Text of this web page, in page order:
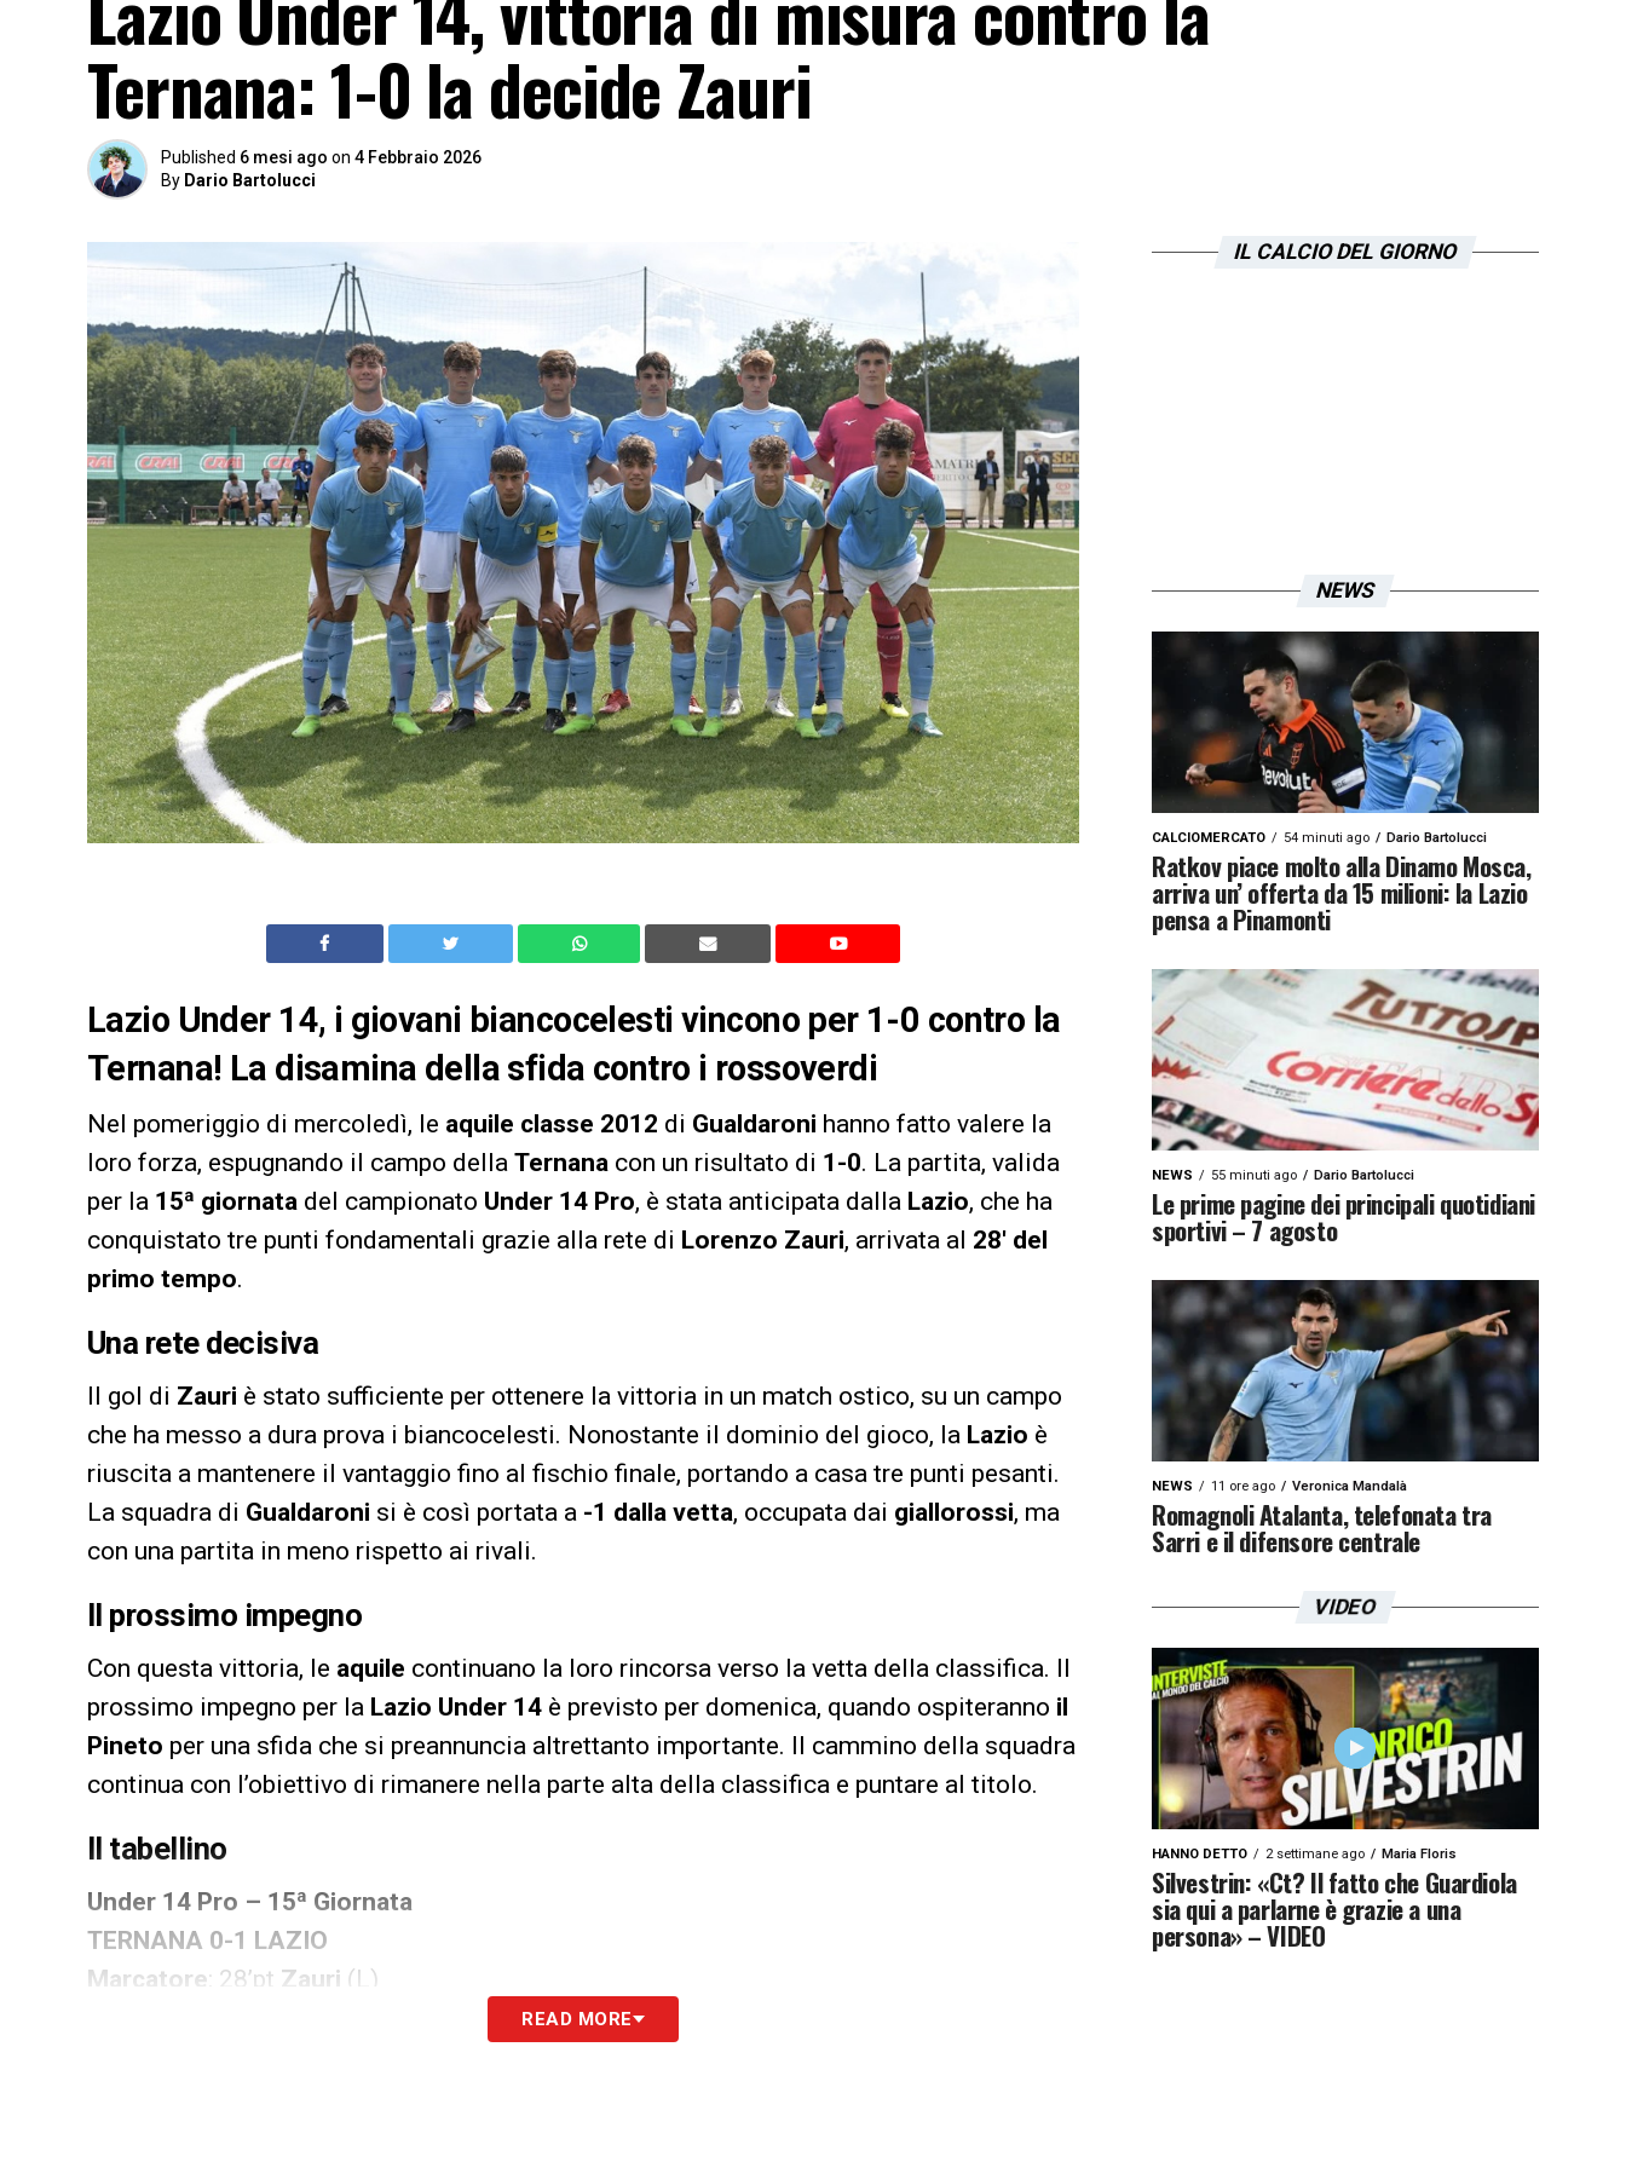
Ternana: 1-0 la decide Zauri
Published 6 mesi ago on 4 Febbraio 2026
By Dario Bartolucci
Lazio Under 14, i giovani biancocelesti vincono per 1-0 contro la
Ternana! La disamina della sfida contro i rossoverdi
Nel pomeriggio di mercoledì, le aquile classe 2012 di Gualdaroni hanno fatto valere la
loro forza, espugnando il campo della Ternana con un risultato di 1-0. La partita, valida
per la 15ª giornata del campionato Under 14 Pro, è stata anticipata dalla Lazio, che ha
conquistato tre punti fondamentali grazie alla rete di Lorenzo Zauri, arrivata al 28′ del
primo tempo.
Una rete decisiva
Il gol di Zauri è stato sufficiente per ottenere la vittoria in un match ostico, su un campo
che ha messo a dura prova i biancocelesti. Nonostante il dominio del gioco, la Lazio è
riuscita a mantenere il vantaggio fino al fischio finale, portando a casa tre punti pesanti.
La squadra di Gualdaroni si è così portata a -1 dalla vetta, occupata dai giallorossi, ma
con una partita in meno rispetto ai rivali.
Il prossimo impegno
Con questa vittoria, le aquile continuano la loro rincorsa verso la vetta della classifica. Il
prossimo impegno per la Lazio Under 14 è previsto per domenica, quando ospiteranno il
Pineto per una sfida che si preannuncia altrettanto importante. Il cammino della squadra
continua con l’obiettivo di rimanere nella parte alta della classifica e puntare al titolo.
Il tabellino
Under 14 Pro – 15ª Giornata
TERNANA 0-1 LAZIO
Marcatore: 28’pt Zauri (L)
: Barbetta (GK), Grisci (35’st Fazi), Montani, Martorella (27’st Ceccarelli),
READ MORE
IL CALCIO DEL GIORNO
NEWS
CALCIOMERCATO 54 minuti ago Dario Bartolucci
Ratkov piace molto alla Dinamo Mosca,
arriva un’ offerta da 15 milioni: la Lazio
pensa a Pinamonti
NEWS 55 minuti ago Dario Bartolucci
Le prime pagine dei principali quotidiani
sportivi – 7 agosto
NEWS 11 ore ago Veronica Mandalà
Romagnoli Atalanta, telefonata tra
Sarri e il difensore centrale
VIDEO
HANNO DETTO 2 settimane ago Maria Floris
Silvestrin: «Ct? Il fatto che Guardiola
sia qui a parlarne è grazie a una
persona» – VIDEO